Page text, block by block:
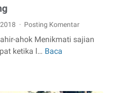
Posting Komentar
ahok Menikmati sajian
ketika l… Baca